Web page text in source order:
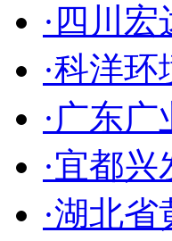
·四川
·科洋
·广东
·宜都
·湖北